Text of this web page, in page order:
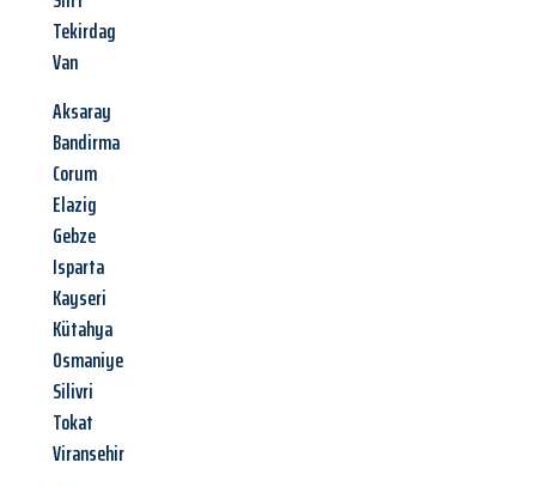
Tekirdag
Van
Aksaray
Bandirma
Corum
Elazig
Gebze
Isparta
Kayseri
Kütahya
Osmaniye
Silivri
Tokat
Viransehir